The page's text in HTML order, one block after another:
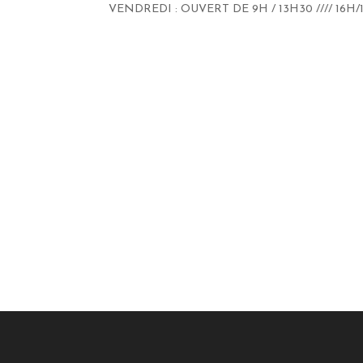
VENDREDI : OUVERT DE 9H / 13H30 //// 16H/